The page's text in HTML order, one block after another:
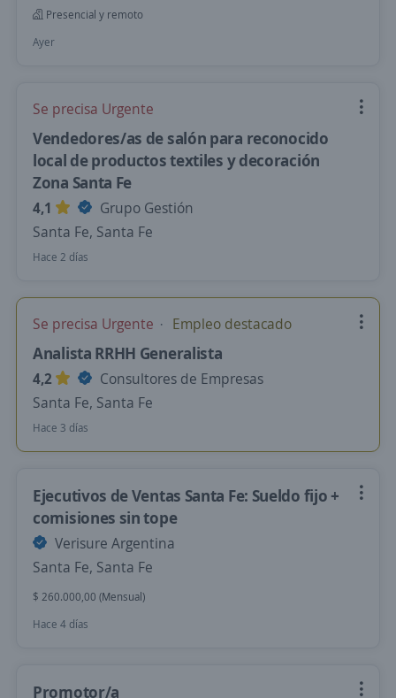
Presencial y remoto
Ayer
Se precisa Urgente
Vendedores/as de salón para reconocido
local de productos textiles y decoración
Zona Santa Fe
4,1
Grupo Gestión
Santa Fe, Santa Fe
Hace 2 días
Se precisa Urgente Empleo destacado
Analista RRHH Generalista
4,2
Consultores de Empresas
Santa Fe, Santa Fe
Hace 3 días
Ejecutivos de Ventas Santa Fe: Sueldo fijo +
comisiones sin tope
Verisure Argentina
Santa Fe, Santa Fe
$ 260.000,00 (Mensual)
Hace 4 días
Promotor/a